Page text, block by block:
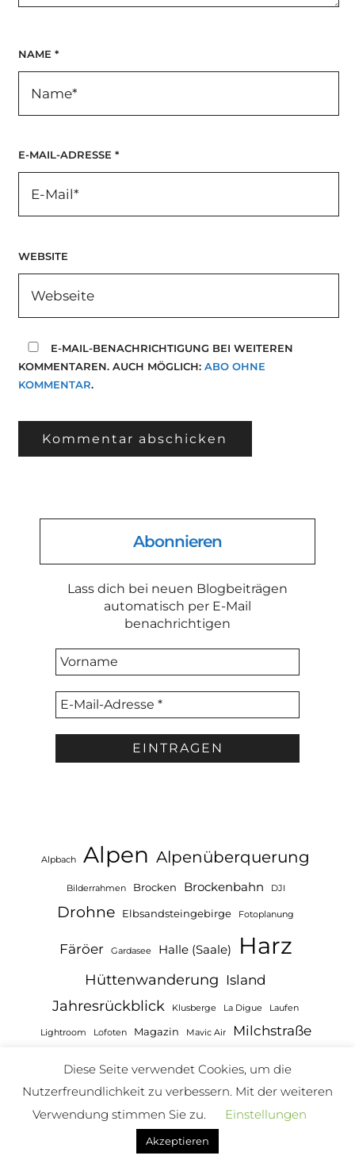
NAME *
E-MAIL-ADRESSE *
WEBSITE
E-MAIL-BENACHRICHTIGUNG BEI WEITEREN
KOMMENTAREN. AUCH MÖGLICH: ABO OHNE
KOMMENTAR.
Abonnieren
Lass dich bei neuen Blogbeiträgen
automatisch per E-Mail
benachrichtigen
Alpbach Alpen Alpenüberquerung
Bilderrahmen Brocken Brockenbahn DJI
Drohne Elbsandsteingebirge Fotoplanung
Färöer Gardasee Halle (Saale) Harz
Hüttenwanderung Island
Jahresrückblick Klusberge La Digue Laufen
Lightroom Lofoten Magazin Mavic Air Milchstraße
Pixelpeeper Raspberry Pi Roadtrip Rügen Sardinien
Seychellen Sonnenaufgang Sonnenuntergang
Stephan Wiesner Touristik & Caravaning
Diese Seite verwendet Cookies, um die
Nutzerfreundlichkeit zu verbessern. Mit der weiteren
Verwendung stimmen Sie zu.
Einstellungen
Akzeptieren